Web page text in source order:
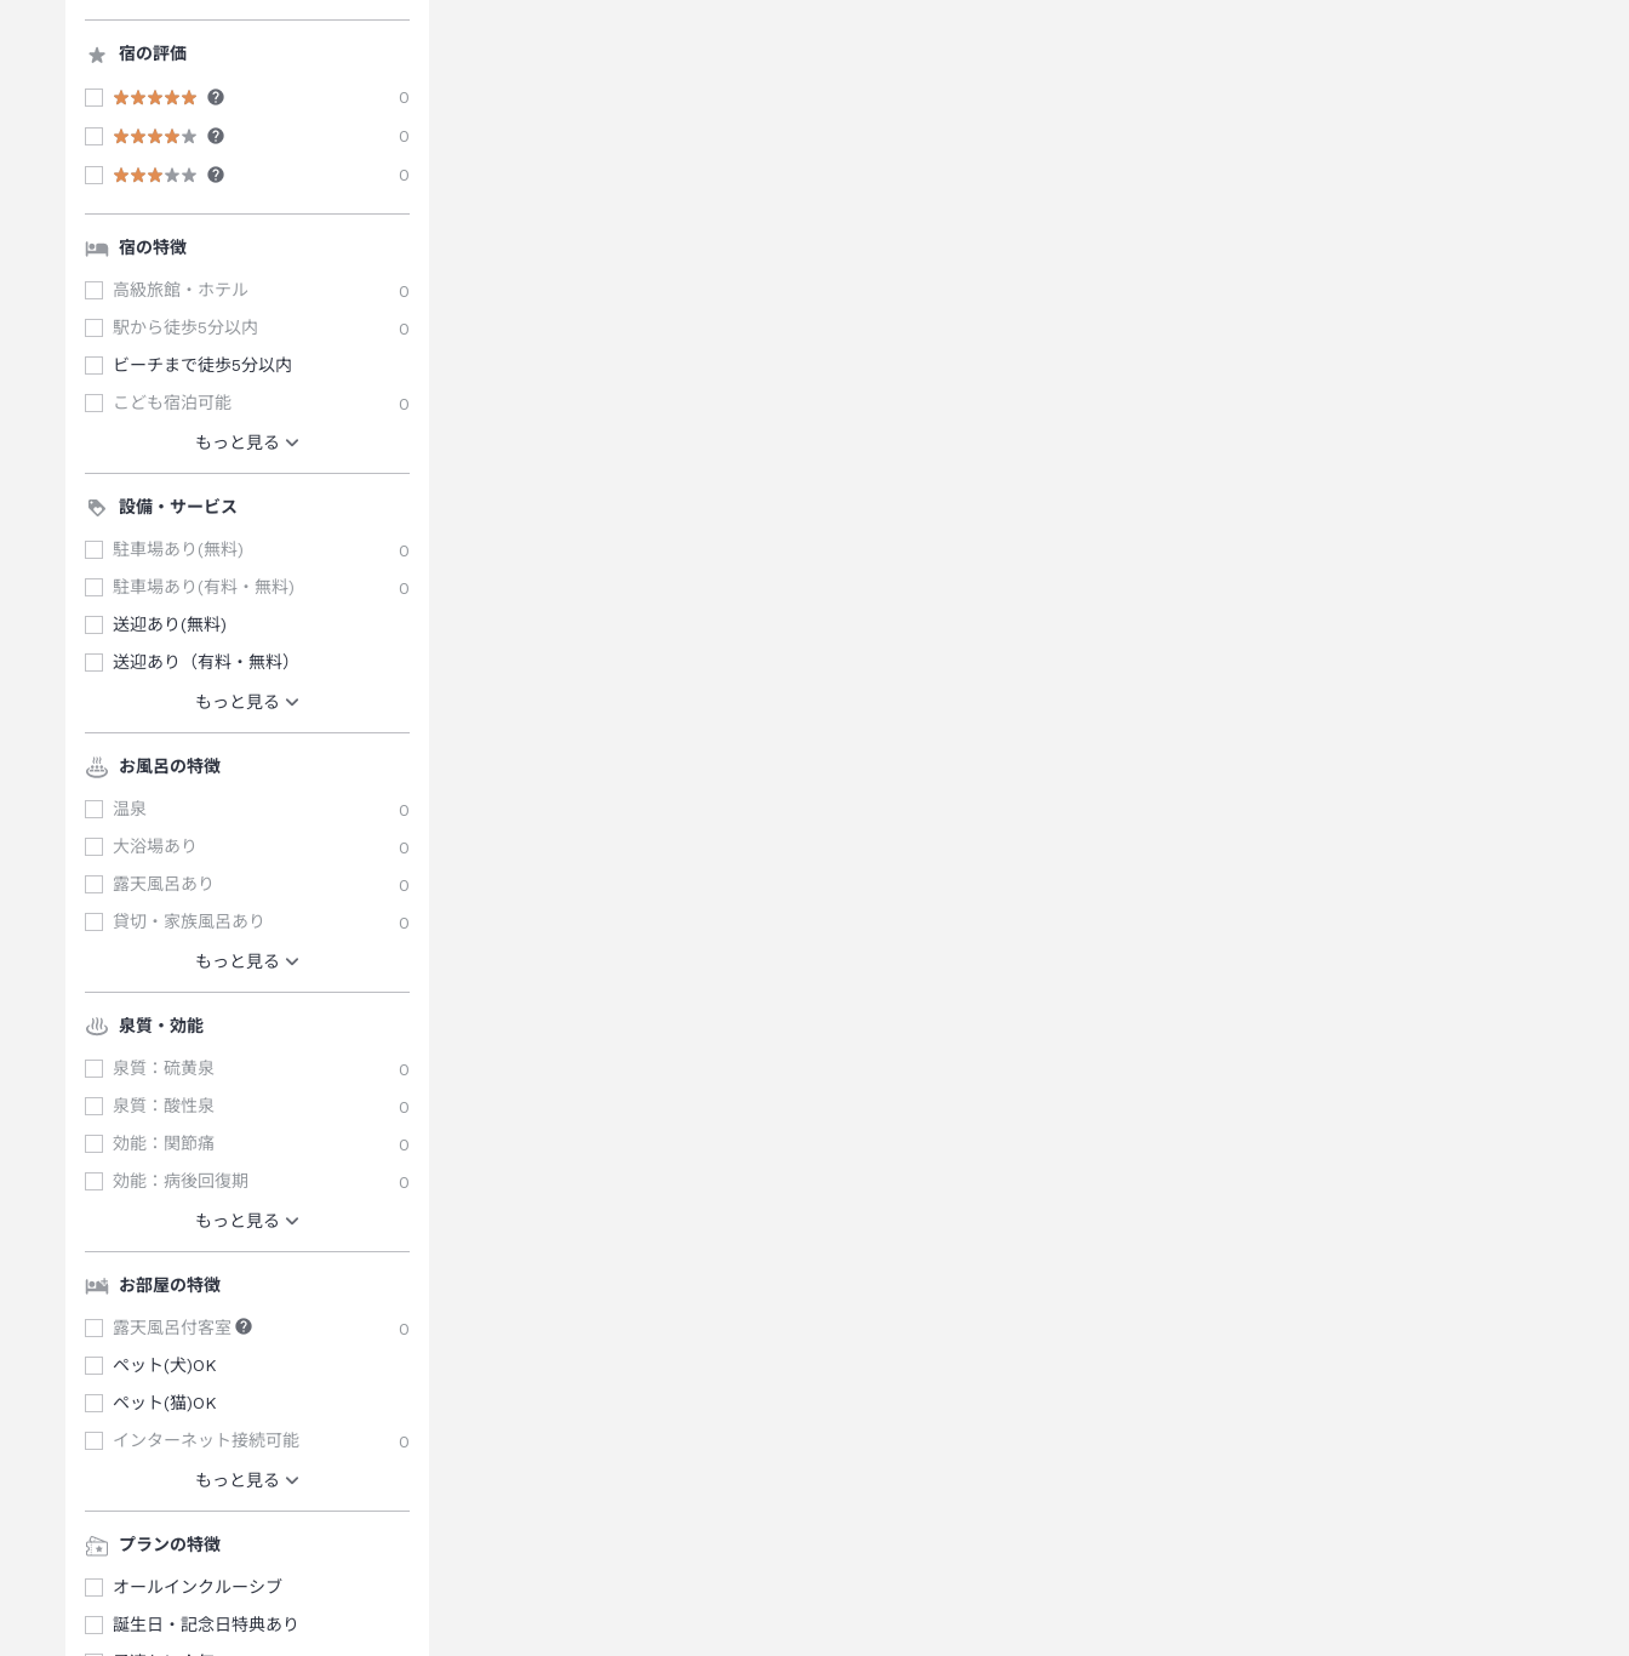
宿の評価
0
0
0
宿の特徴
高級旅館・ホテル
0
駅から徒歩5分以内
0
ビーチまで徒歩5分以内
こども宿泊可能
0
もっと見る
設備・サービス
駐車場あり(無料)
0
駐車場あり(有料・無料)
0
送迎あり(無料)
送迎あり（有料・無料）
もっと見る
お風呂の特徴
温泉
0
大浴場あり
0
露天風呂あり
0
貸切・家族風呂あり
0
もっと見る
泉質・効能
泉質：硫黄泉
0
泉質：酸性泉
0
効能：関節痛
0
効能：病後回復期
0
もっと見る
お部屋の特徴
露天風呂付客室
0
ペット(犬)OK
ペット(猫)OK
インターネット接続可能
0
もっと見る
プランの特徴
オールインクルーシブ
誕生日・記念日特典あり